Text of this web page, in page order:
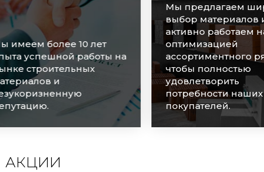
Мы предлагаем широкий
выбор материалов и
активно работаем над
оптимизацией
ассортиментного ряда,
чтобы полностью
удовлетворить
потребности наших
покупателей.
Мы очень
наших
оперативно
каждую
соблюдаем
поставок.
АКЦИИ